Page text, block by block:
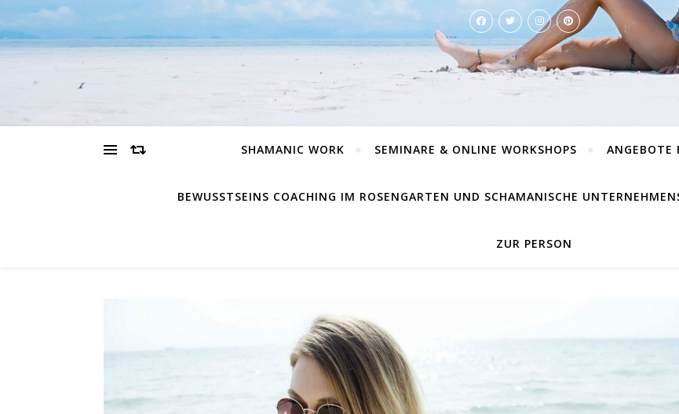
SHAMANIC WORK SEMINARE & ONLINE WORKSHOPS ANGEBOTE
BEWUSSTSEINS COACHING IM ROSENGARTEN UND SCHAMANISCHE
ZUR PERSON